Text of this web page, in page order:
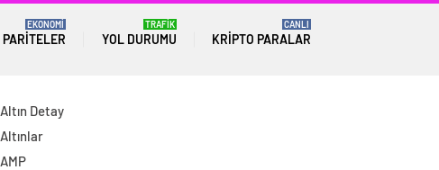
PARITELER
EKONOMİ
YOL DURUMU
TRAFİK
KRIPTO PARALAR
CANLI
Altın Detay
Altınlar
AMP